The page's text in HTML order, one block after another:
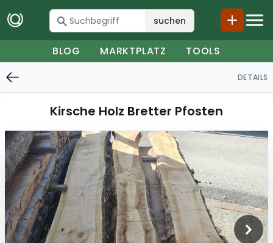
suchen
BLOG MARKTPLATZ TOOLS
DETAILS
Kirsche Holz Bretter Pfosten